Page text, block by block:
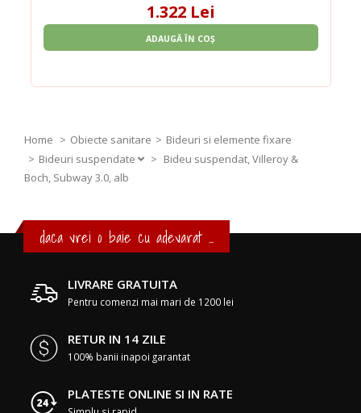
1.322 Lei
ADAUGĂ ÎN COȘ
Home Obiecte sanitare
Bideuri si elemente fixare
Bideuri suspendate
> Bideu suspendat, Villeroy &
Boch, Subway 3.0, alb
daca vrei o baie cu adevarat ...
LIVRARE GRATUITA
Pentru comenzi mai mari de 1200 lei
RETUR IN 14 ZILE
100% banii inapoi garantat
PLATESTE ONLINE SI IN RATE